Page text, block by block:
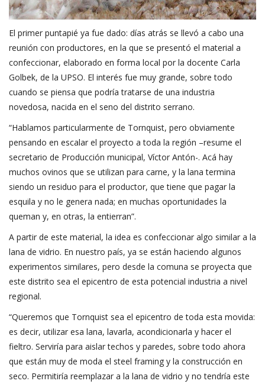
El primer puntapié ya fue dado: días atrás se llevó a cabo una
reunión con productores, en la que se presentó el material a
confeccionar, elaborado en forma local por la docente Carla
Golbek, de la UPSO. El interés fue muy grande, sobre todo
cuando se piensa que podría tratarse de una industria
novedosa, nacida en el seno del distrito serrano.
“Hablamos particularmente de Tornquist, pero obviamente
pensando en escalar el proyecto a toda la región –resume el
secretario de Producción municipal, Víctor Antón-. Acá hay
muchos ovinos que se utilizan para carne, y la lana termina
siendo un residuo para el productor, que tiene que pagar la
esquila y no le genera nada; en muchas oportunidades la
queman y, en otras, la entierran”.
A partir de este material, la idea es confeccionar algo similar a la
lana de vidrio. En nuestro país, ya se están haciendo algunos
experimentos similares, pero desde la comuna se proyecta que
este distrito sea el epicentro de esta potencial industria a nivel
regional.
“Queremos que Tornquist sea el epicentro de toda esta movida:
es decir, utilizar esa lana, lavarla, acondicionarla y hacer el
fieltro. Serviría para aislar techos y paredes, sobre todo ahora
que están muy de moda el steel framing y la construcción en
seco. Permitiría reemplazar a la lana de vidrio y no tendría este